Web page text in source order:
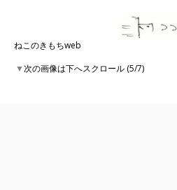
ねこのきもちweb
▼次の画像は下へスクロール (5/7)